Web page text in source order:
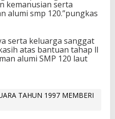
kemanusian serta
alumi smp 120.”pungkas
serta keluarga sanggat
atas bantuan tahap ll
alumi SMP 120 laut
TAHUN 1997 MEMBERI